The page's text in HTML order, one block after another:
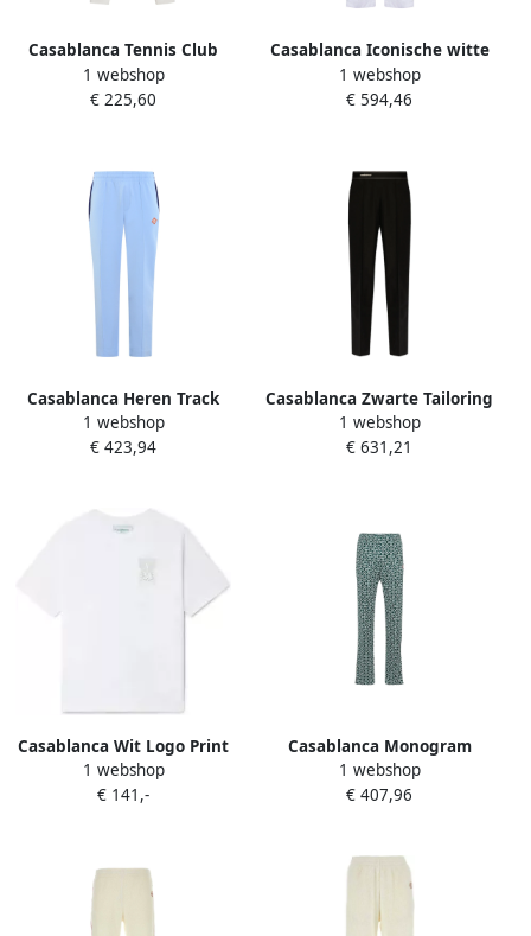
Casablanca Tennis Club
Icon Joggers met
borduurwerk White Heren
1 webshop
€ 225,60
Casablanca Iconische witte
trainingsbroek White Heren
1 webshop
€ 594,46
Casablanca Heren Track
Bottoms Blue Heren
1 webshop
€ 423,94
Casablanca Zwarte Tailoring
Sportbroek Black Dames
1 webshop
€ 631,21
Casablanca Wit Logo Print
Crewneck T-shirts White
Heren
1 webshop
€ 141,-
Casablanca Monogram
Joggingbroek Green Dames
1 webshop
€ 407,96